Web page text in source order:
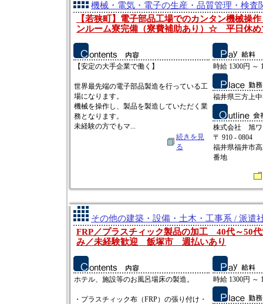
機械・電気・電子の生産・品質管理・検査
【若狭町】電子部品工場でのカンタン機械
ンルーム寮完備（寮費補助あり）☆ 平日休め
【安定の大手企業で働く】
世界最先端の電子部品製造を行っている工
場になります。
機械を操作し、製品を製造していただく業
務となります。
未経験の方でもマ...
続きを見
る
時給 1300円 ～
福井県三方上
株式会社 旭ワ
〒 910 - 0804
福井県福井市
番地
その他の建築・設備・土木・工事系 / 派遣
FRP／プラスチィック製品の加工 40代～50
み／未経験歓迎 飯塚市 週払いあり
ホテル、施設等のお風呂場床の製造。
・プラスチィック布（FRP）の張り付け・
時給 1300円 ～